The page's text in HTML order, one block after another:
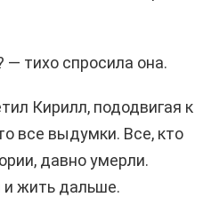
тихо спросила она.
Кирилл, пододвигая к
все выдумки. Все, кто
давно умерли.
и жить дальше.